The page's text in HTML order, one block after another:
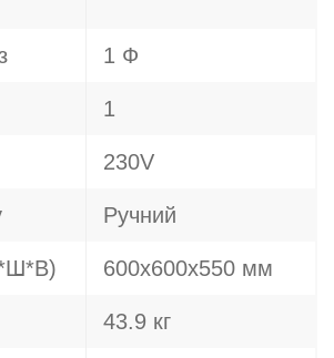
1 Ф
1
230V
Ручний
600x600x550 мм
43.9 кг